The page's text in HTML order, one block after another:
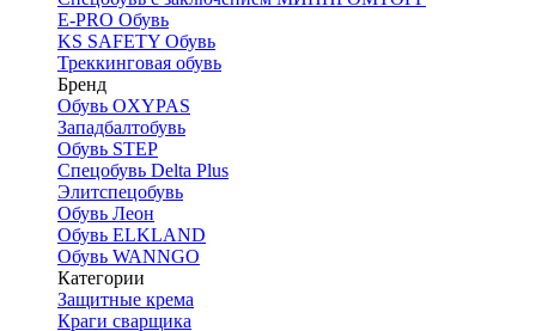
E-PRO Обувь
KS SAFETY Обувь
Треккинговая обувь
Бренд
Обувь OXYPAS
Западбалтобувь
Обувь STEP
Спецобувь Delta Plus
Элитспецобувь
Обувь Леон
Обувь ELKLAND
Обувь WANNGO
Категории
Защитные крема
Краги сварщика